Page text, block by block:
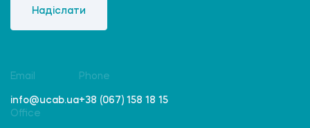
Надіслати
Email
info@ucab.ua
Phone
+38 (067) 158 18 15
Office